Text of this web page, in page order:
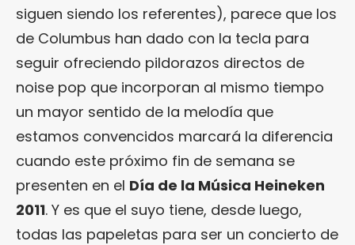
siguen siendo los referentes), parece que los
de Columbus han dado con la tecla para
seguir ofreciendo pildorazos directos de
noise pop que incorporan al mismo tiempo
un mayor sentido de la melodía que
estamos convencidos marcará la diferencia
cuando este próximo fin de semana se
presenten en el Día de la Música Heineken
2011. Y es que el suyo tiene, desde luego,
todas las papeletas para ser un concierto de